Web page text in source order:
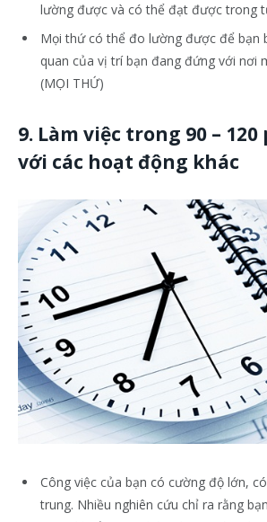
lường được và có thể đạt được trong
Mọi thứ có thể đo lường được để bạn
quan của vị trí bạn đang đứng với nơi
(MỌI THỨ)
9. Làm việc trong 90 –
với các hoạt động khác
Công việc của bạn có cường độ lớn,
trung. Nhiều nghiên cứu chỉ ra rằng